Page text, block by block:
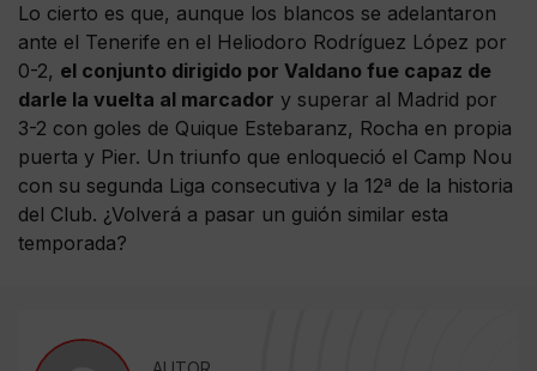
Lo cierto es que, aunque los blancos se adelantaron
ante el Tenerife en el Heliodoro Rodríguez López por
0-2, el conjunto dirigido por Valdano fue capaz de
darle la vuelta al marcador y superar al Madrid por
3-2 con goles de Quique Estebaranz, Rocha en propia
puerta y Pier. Un triunfo que enloqueció el Camp Nou
con su segunda Liga consecutiva y la 12ª de la historia
del Club. ¿Volverá a pasar un guión similar esta
temporada?